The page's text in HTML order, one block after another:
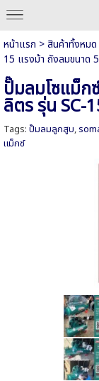
หน้าแรก >สินค้าทั้งหมด
15 แรงม้า ถังลมขนาด
ปั๊มลมโซแม็ก
ลิตร รุ่น SC-
Tags: ปั๊มลมลูกสูบ,
แม็กซ์